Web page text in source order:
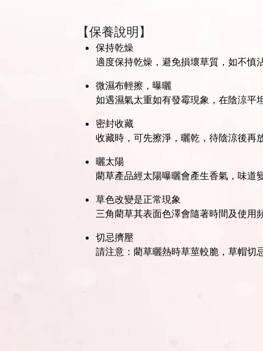
【保養說明】
保持乾燥
適度保持乾燥，避免損壞草質，如不慎
微濕布輕擦，曝曬
如遇濕氣太重如有發霉現象，在陰涼平
密封收藏
收藏時，可先擦淨，曬乾，待陰涼後再
曬太陽
藺草產品經太陽曝曬會產生香氣，味道
草色改變是正常現象
三角藺草其表面色澤會隨著時間及使用
切忌擠壓
請注意：藺草曬熱時草莖較脆，草帽切